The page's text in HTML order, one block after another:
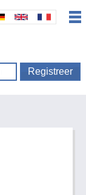
Registreer